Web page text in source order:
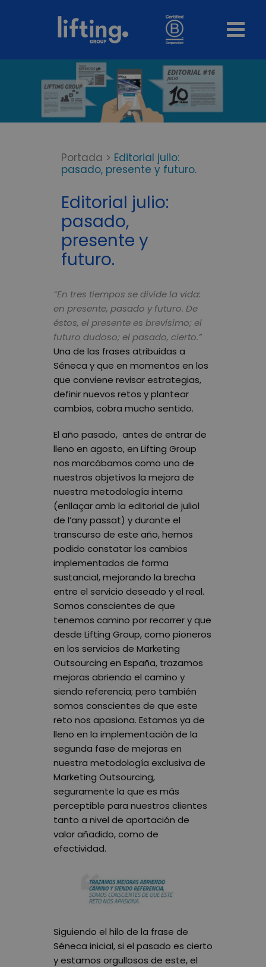
Portada > Editorial julio:
pasado, presente y futuro.
Editorial julio:
pasado,
presente y
futuro.
“En tres tiempos se divide la vida:
en presente, pasado y futuro. De
éstos, el presente es brevísimo; el
futuro dudoso; el pasado, cierto.”
Una de las frases atribuidas a
Séneca y que en momentos en los
que conviene revisar estrategias,
definir nuevos retos y plantear
cambios, cobra mucho sentido.
El año pasado, antes de entrar de
lleno en agosto, en Lifting Group
nos marcábamos como uno de
nuestros objetivos la mejora de
nuestra metodología interna
(enllaçar amb la editorial de juliol
de l’any passat) y durante el
transcurso de este año, hemos
podido constatar los cambios
implementados de forma
sustancial, mejorando la brecha
entre el servicio deseado y el real.
Somos conscientes de que
tenemos camino por recorrer y que
desde Lifting Group, como pioneros
en los servicios de Marketing
Outsourcing en España, trazamos
mejoras abriendo el camino y
siendo referencia; pero también
somos conscientes de que este
reto nos apasiona. Estamos ya de
lleno en la implementación de la
segunda fase de mejoras en
nuestra metodología exclusiva de
Marketing Outsourcing,
seguramente la que es más
perceptible para nuestros clientes
tanto a nivel de aportación de
valor añadido, como de
efectividad.
Siguiendo el hilo de la frase de
Séneca inicial, si el pasado es cierto
y estamos orgullosos de este, el